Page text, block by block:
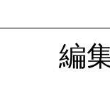
編